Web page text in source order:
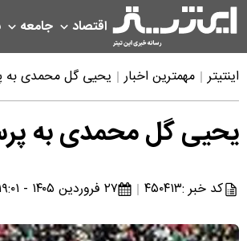
اقتصاد جامعه
اینتیتر مهمترین اخبار یحیی گل محمدی به
یحیی گل محمدی به
کد خبر :۴۵۰۴۱۳ ۲۷ فروردین ۱۴۰۵ - ۱۹:۰۱